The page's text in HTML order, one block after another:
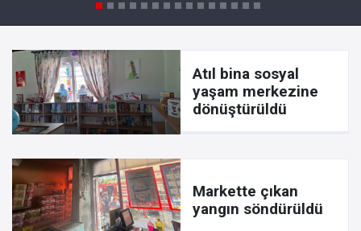
Atıl bina sosyal
yaşam merkezine
dönüştürüldü
Markette çıkan
yangın söndürüldü